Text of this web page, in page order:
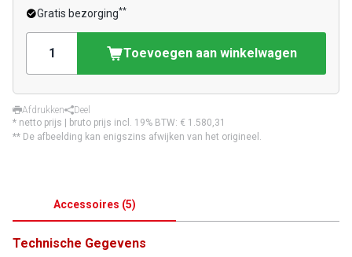
Gratis bezorging**
Toevoegen aan winkelwagen
Afdrukken
Deel
* netto prijs | bruto prijs incl. 19% BTW: € 1.580,31
** De afbeelding kan enigszins afwijken van het origineel.
Accessoires (5)
Technische Gegevens